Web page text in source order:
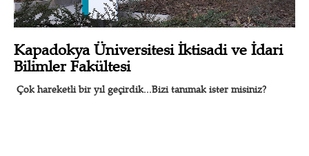
Kapadokya Üniversitesi İktisadi ve İdari
Bilimler Fakültesi
Çok hareketli bir yıl geçirdik...Bizi tanımak ister misiniz?